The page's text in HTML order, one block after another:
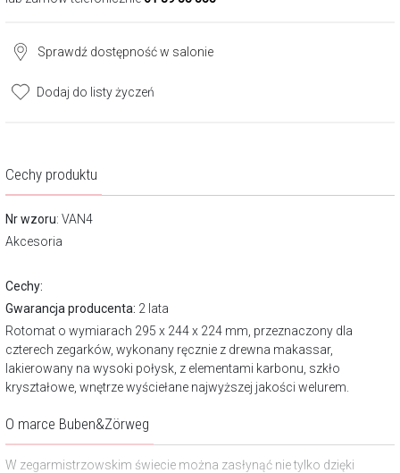
Cechy produktu
Nr wzoru: VAN4
Akcesoria
Cechy:
Gwarancja producenta: 2 lata
Rotomat o wymiarach 295 x 244 x 224 mm, przeznaczony dla
czterech zegarków, wykonany ręcznie z drewna makassar,
lakierowany na wysoki połysk, z elementami karbonu, szkło
kryształowe, wnętrze wyściełane najwyższej jakości welurem.
O marce Buben&Zörweg
W zegarmistrzowskim świecie można zasłynąć nie tylko dzięki
Sprawdź dostępność w salonie
Dodaj do listy życzeń